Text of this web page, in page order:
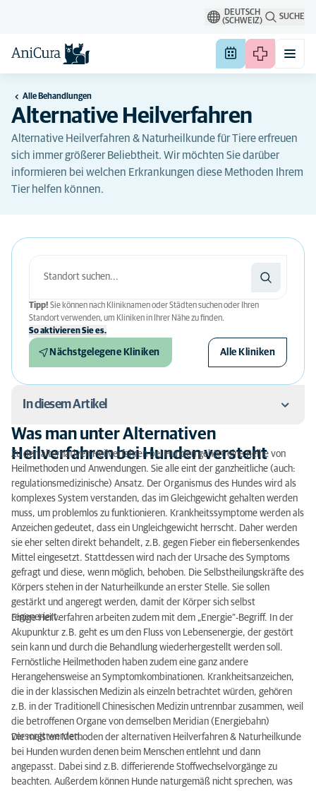
DEUTSCH
(SCHWEIZ)
SUCHE
Alle Behandlungen
Alternative Heilverfahren
Alternative Heilverfahren & Naturheilkunde für Tiere erfreuen
sich immer größerer Beliebtheit. Wir möchten Sie darüber
informieren bei welchen Erkrankungen diese Methoden Ihrem
Tier helfen können.
Tipp! Sie können nach Kliniknamen oder Städten suchen oder Ihren
Standort verwenden, um Kliniken in Ihrer Nähe zu finden.
So aktivieren Sie es.
Nächstgelegene Kliniken Alle Kliniken
In diesem Artikel
Was man unter Alternativen Heilverfahren bei
Hunden versteht
Naturheilkunde bei Tieren: Welche Verfahren gibt
Alternative Heilverfahren bei Tieren: Fazit
Was man unter Alternativen
Heilverfahren bei Hunden versteht
Zu den alternativen Heilverfahren bei Hunden gehört eine Reihe von
Heilmethoden und Anwendungen. Sie alle eint der ganzheitliche (auch:
regulationsmedizinische) Ansatz. Der Organismus des Hundes wird als
komplexes System verstanden, das im Gleichgewicht gehalten werden
muss, um problemlos zu funktionieren. Krankheitssymptome werden als
Anzeichen gedeutet, dass ein Ungleichgewicht herrscht. Daher werden
sie eher selten direkt behandelt, z.B. gegen Fieber ein fiebersenkendes
Mittel eingesetzt. Stattdessen wird nach der Ursache des Symptoms
gefragt und diese, wenn möglich, behoben. Die Selbstheilungskräfte des
Körpers stehen in der Naturheilkunde an erster Stelle. Sie sollen
gestärkt und angeregt werden, damit der Körper sich selbst
regeneriert.
Einige Heilverfahren arbeiten zudem mit dem „Energie“-Begriff. In der
Akupunktur z.B. geht es um den Fluss von Lebensenergie, der gestört
sein kann und durch die Behandlung wiederhergestellt werden soll.
Fernöstliche Heilmethoden haben zudem eine ganz andere
Herangehensweise an Symptomkombinationen. Krankheitsanzeichen,
die in der klassischen Medizin als einzeln betrachtet würden, gehören
z.B. in der Traditionell Chinesischen Medizin untrennbar zusammen, weil
die betroffenen Organe von demselben Meridian (Energiebahn)
versorgt werden.
Die meisten Methoden der alternativen Heilverfahren & Naturheilkunde
bei Hunden wurden denen beim Menschen entlehnt und dann
angepasst. Dabei sind z.B. differierende Stoffwechselvorgänge zu
beachten. Außerdem können Hunde naturgemäß nicht sprechen, was